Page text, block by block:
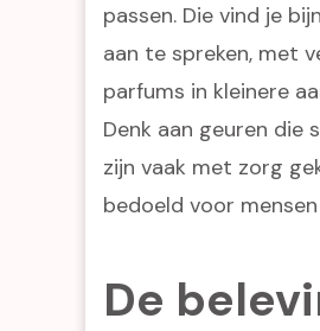
passen. Die vind je
aan te spreken, met
parfums in kleinere
Denk aan geuren die
zijn vaak met zorg
bedoeld voor
De